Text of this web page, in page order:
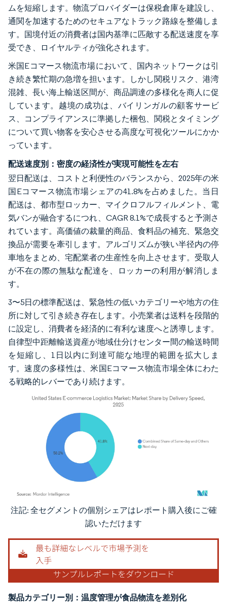
ムを短縮します。物流プロバイダーは保税倉庫を建設し、
通関を加速するためのセキュアなトラック路線を整備しま
す。国境付近の消費者は国内基準に匹敵する配送速度を享
受でき、ロイヤルティが強化されます。
米国Eコマース物流市場において、国内ネットワークは引
き続き繁忙期の急増を担います。しかし関税リスク、港湾
混雑、長い海上輸送区間が、商品調達の多様化を商人に促
しています。越境の成功は、バイリンガルの顧客サービ
ス、コンプライアンスに準拠した梱包、関税とタイミング
について買い物客を安心させる高度な可視化ツールにかか
っています。
配送速度別：密度の経済性が実現可能性を左右
翌日配送は、コストと利便性のバランスから、2025年の米
国Eコマース物流市場シェアの41.8%を占めました。当日
配送は、都市型ロッカー、マイクロフルフィルメント、電
気バンが融合するにつれ、CAGR 8.1%で成長すると予測さ
れています。高価値の裁量的商品、食料品の補充、緊急交
換品が需要を牽引します。アルゴリズムが狭い半径内の停
車地をまとめ、宅配業者の生産性を向上させます。受取人
が不在の際の無駄な配達を、ロッカーの利用が解消しま
す。
3〜5日の標準配送は、緊急性の低いカテゴリーや地方の住
所に対して引き続き存在します。小売業者は送料を段階的
に設定し、消費者を経済的に有利な速度へと誘導します。
自律型中距離輸送資産が地域仕分けセンター間の輸送時間
を短縮し、1日以内に到達可能な地理的範囲を拡大しま
す。速度の多様性は、米国Eコマース物流市場全体にわた
る戦略的レバーであり続けます。
画像 © Mordor Intelligence。再利用にはCC BY 4.0の表示が必要です。
注記: 全セグメントの個別シェアはレポート購入後にご確
認いただけます
製品カテゴリー別：温度管理が食品物流を差別化